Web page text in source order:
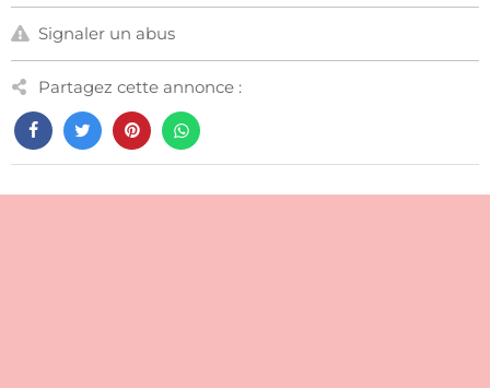
Signaler un abus
Partagez cette annonce :